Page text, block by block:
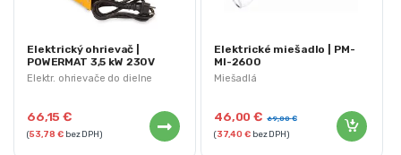
Elektr. ohrievače do dielne
Elektrický ohrievač |
POWERMAT 3,5 kW 230V
66,15€
(53,78€bez DPH)
Miešadlá
Elektrické miešadlo | PM-
MI-2600
46,00€ 69,00€
(37,40€bez DPH)